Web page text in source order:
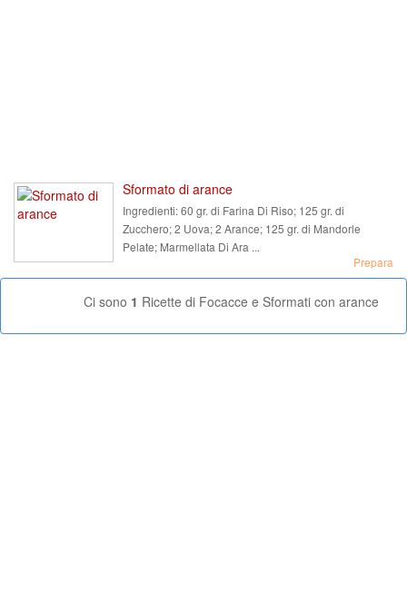
Sformato di arance
Ingredienti:60 gr. di Farina Di Riso; 125 gr. di
Zucchero; 2 Uova; 2 Arance; 125 gr. di Mandorle
Pelate; Marmellata Di Ara ...
Prepara
Ci sono 1 Ricette di Focacce e Sformati con arance